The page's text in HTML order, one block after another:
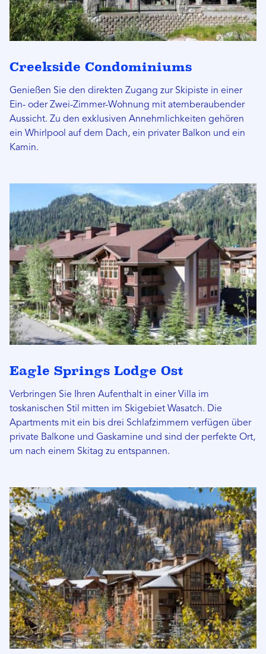
Creekside Condominiums
Genießen Sie den direkten Zugang zur Skipiste in einer
Ein- oder Zwei-Zimmer-Wohnung mit atemberaubender
Aussicht. Zu den exklusiven Annehmlichkeiten gehören
ein Whirlpool auf dem Dach, ein privater Balkon und ein
Kamin.
Eagle Springs Lodge Ost
Verbringen Sie Ihren Aufenthalt in einer Villa im
toskanischen Stil mitten im Skigebiet Wasatch. Die
Apartments mit ein bis drei Schlafzimmern verfügen über
private Balkone und Gaskamine und sind der perfekte Ort,
um nach einem Skitag zu entspannen.